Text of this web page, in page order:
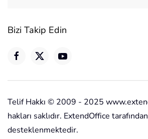
Bizi Takip Edin
Telif Hakkı © 2009 - 2025
hakları saklıdır. ExtendOffice tarafından
desteklenmektedir.